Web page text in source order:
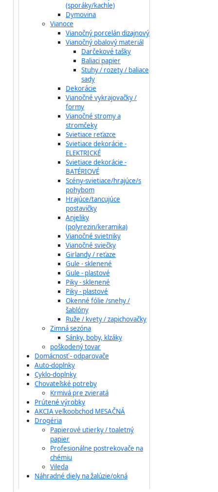
(sporáky/kachle)
Dymovina
Vianoce
Vianočný porcelán dizajnový
Vianočný obalový materiál
Darčekové tašky
Baliaci papier
Stuhy / rozety / baliace
sady
Dekorácie
Vianočné vykrajovačky /
formy
Vianočné stromy a
stromčeky
Svietiace reťazce
Svietiace dekorácie -
ELEKTRICKÉ
Svietiace dekorácie -
BATÉRIOVÉ
Scény-svietiace/hrajúce/s
pohybom
Hrajúce/tancujúce
postavičky
Anjeliky
(polyrezin/keramika)
Vianočné svietniky
Vianočné sviečky
Girlandy / reťaze
Gule - sklenené
Gule - plastové
Piky - sklenené
Piky - plastové
Okenné fólie /snehy /
šablóny
Ruže / kvety / zapichovačky
Zimná sezóna
Sánky, boby, klzáky
poškodený tovar
Domácnosť - odparovače
Auto-doplnky
Cyklo-doplnky
Chovateľské potreby
Krmivá pre zvieratá
Prútené výrobky
AKCIA veľkoobchod MESAČNÁ
Drogéria
Papierové utierky / toaletný
papier
Profesionálne postrekovače na
chémiu
Vileda
Náhradné diely na žalúzie/okná